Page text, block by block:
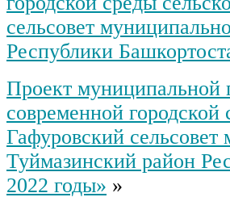
сельсовет
Республики
Проект
современной городской
Гафуровский
Туймазинский район
2022 годы» »